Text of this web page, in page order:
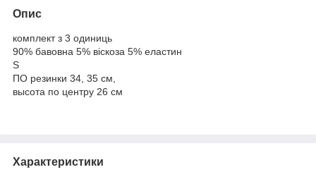
Опис
комплект з 3 одиниць
90% бавовна 5% віскоза 5% еластин
S
ПО резинки 34, 35 см,
высота по центру 26 см
Характеристики